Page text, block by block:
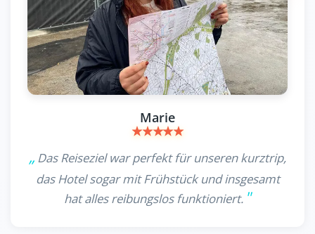
Marie
Das Reiseziel war perfekt für unseren kurztrip,
das Hotel sogar mit Frühstück und insgesamt
hat alles reibungslos funktioniert.